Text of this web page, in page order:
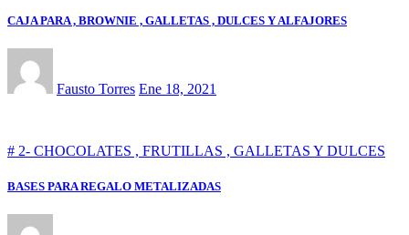
CAJA PARA , BROWNIE , GALLETAS , DULCES Y ALFAJORES
Fausto Torres Ene 18, 2021
# 2- CHOCOLATES , FRUTILLAS , GALLETAS Y DULCES
BASES PARA REGALO METALIZADAS